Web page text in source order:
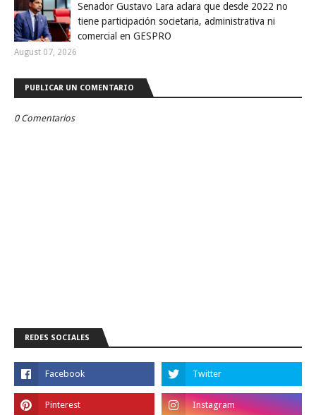
Senador Gustavo Lara aclara que desde 2022 no
tiene participación societaria, administrativa ni
comercial en GESPRO
August 07, 2026
PUBLICAR UN COMENTARIO
0 Comentarios
REDES SOCIALES